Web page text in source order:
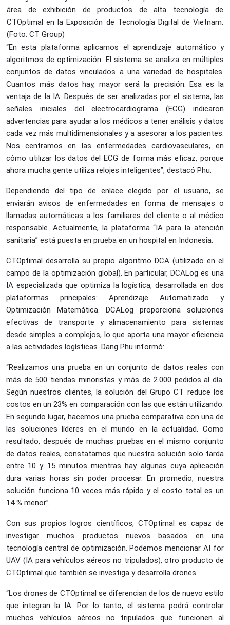
área de exhibición de productos de alta tecnología de
CTOptimal en la Exposición de Tecnología Digital de Vietnam.
(Foto: CT Group)
“En esta plataforma aplicamos el aprendizaje automático y
algoritmos de optimización. El sistema se analiza en múltiples
conjuntos de datos vinculados a una variedad de hospitales.
Cuantos más datos hay, mayor será la precisión. Esa es la
ventaja de la IA. Después de ser analizadas por el sistema, las
señales iniciales del electrocardiograma (ECG) indicaron
advertencias para ayudar a los médicos a tener análisis y datos
cada vez más multidimensionales y a asesorar a los pacientes.
Nos centramos en las enfermedades cardiovasculares, en
cómo utilizar los datos del ECG de forma más eficaz, porque
ahora mucha gente utiliza relojes inteligentes”, destacó Phu.
Dependiendo del tipo de enlace elegido por el usuario, se
enviarán avisos de enfermedades en forma de mensajes o
llamadas automáticas a los familiares del cliente o al médico
responsable. Actualmente, la plataforma “IA para la atención
sanitaria” está puesta en prueba en un hospital en Indonesia.
CTOptimal desarrolla su propio algoritmo DCA (utilizado en el
campo de la optimización global). En particular, DCALog es una
IA especializada que optimiza la logística, desarrollada en dos
plataformas principales: Aprendizaje Automatizado y
Optimización Matemática. DCALog proporciona soluciones
efectivas de transporte y almacenamiento para sistemas
desde simples a complejos, lo que aporta una mayor eficiencia
a las actividades logísticas. Dang Phu informó:
“Realizamos una prueba en un conjunto de datos reales con
más de 500 tiendas minoristas y más de 2.000 pedidos al día.
Según nuestros clientes, la solución del Grupo CT reduce los
costos en un 23% en comparación con las que están utilizando.
En segundo lugar, hacemos una prueba comparativa con una de
las soluciones líderes en el mundo en la actualidad. Como
resultado, después de muchas pruebas en el mismo conjunto
de datos reales, constatamos que nuestra solución solo tarda
entre 10 y 15 minutos mientras hay algunas cuya aplicación
dura varias horas sin poder procesar. En promedio, nuestra
solución funciona 10 veces más rápido y el costo total es un
14 % menor”.
Con sus propios logros científicos, CTOptimal es capaz de
investigar muchos productos nuevos basados en una
tecnología central de optimización. Podemos mencionar AI for
UAV (IA para vehículos aéreos no tripulados), otro producto de
CTOptimal que también se investiga y desarrolla drones.
“Los drones de CTOptimal se diferencian de los de nuevo estilo
que integran la IA. Por lo tanto, el sistema podrá controlar
muchos vehículos aéreos no tripulados que funcionen al